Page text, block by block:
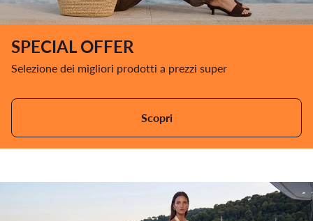
SPECIAL OFFER
Selezione dei migliori prodotti a prezzi super
Scopri